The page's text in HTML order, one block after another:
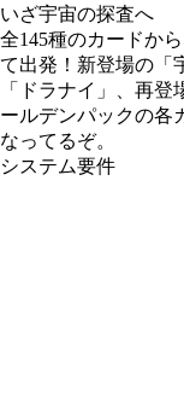
いざ宇宙の探査へ
全145種のカードか
て出発！新登場の「
「ドラナイ」、再
ールデンパックの各
なってるぞ。
システム要件